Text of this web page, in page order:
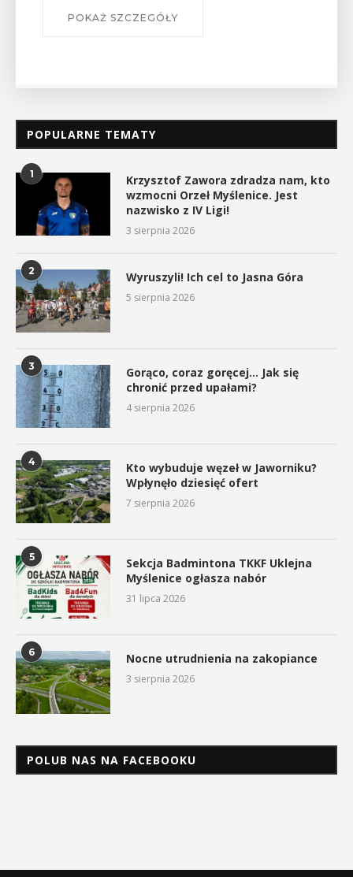
SZCZEGÓŁY
POPULARNE TEMATY
1
Krzysztof Zawora zdradza nam, kto
wzmocni Orzeł Myślenice. Jest
nazwisko z IV Ligi!
3 sierpnia 2026
2 Wyruszyli! Ich cel to Jasna Góra
5 sierpnia 2026
3
Gorąco, coraz goręcej… Jak się
chronić przed upałami?
4 sierpnia 2026
4
Kto wybuduje węzeł w Jaworniku?
Wpłynęło dziesięć ofert
7 sierpnia 2026
5
Sekcja Badmintona TKKF Uklejna
Myślenice ogłasza nabór
31 lipca 2026
6 Nocne utrudnienia na zakopiance
3 sierpnia 2026
POLUB NAS NA FACEBOOKU